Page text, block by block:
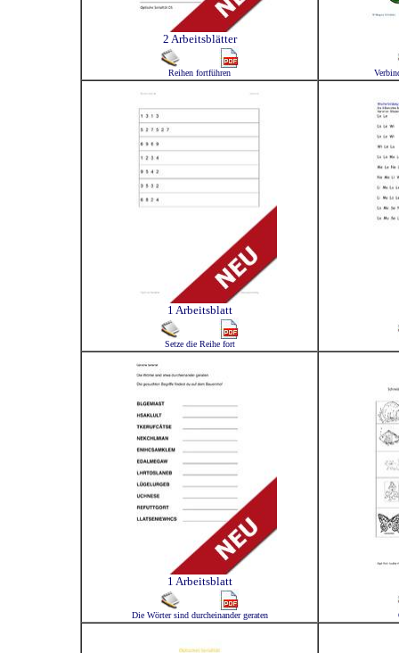
2 Arbeitsblätter
Reihen fortführen
1 Arbeitsblatt
Setze die Reihe fort
1 Arbeitsblatt
Die Wörter sind durcheinander geraten